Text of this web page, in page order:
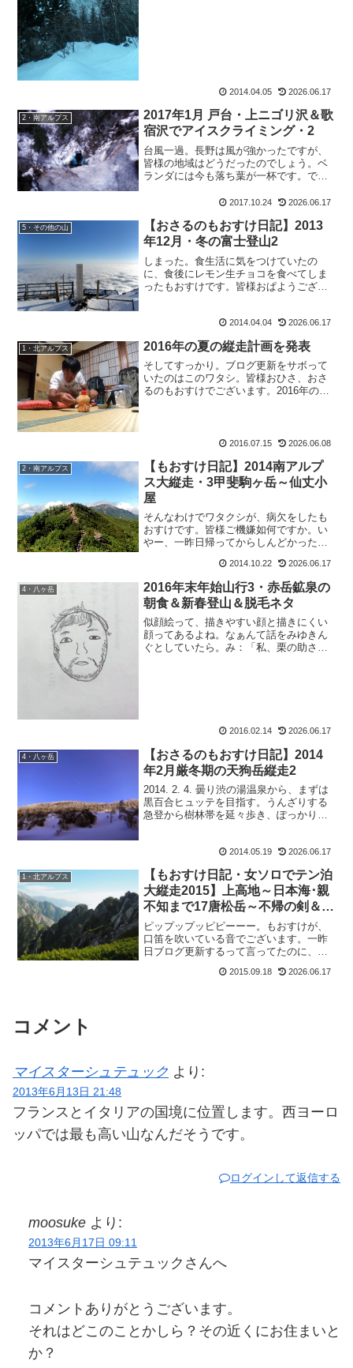
2014.04.05 2026.06.17
2・南アルプス
2017年1月 戸台・上ニゴリ沢＆歌
宿沢でアイスクライミング・2
台風一過。長野は風が強かったですが、
皆様の地域はどうだったのでしょう。ベ
ランダには今も落ち葉が一杯です。で、
新春アイスクライミングの報告です。戸
ミングスーパー林道にザッ...
2017.10.24 2026.06.17
5・その他の山
【おさるのもおすけ日記】2013
年12月・冬の富士登山2
しまった。食生活に気をつけていたの
に、食後にレモン生チョコを食べてしま
ったもおすけです。皆様おぱようござい
ヘ。食べちった。これから暫くは野菜生
2014.04.04 2026.06.17
1・北アルプス 2016年の夏の縦走計画を発表
そしてすっかり。ブログ更新をサボって
いたのはこのワタシ。皆様おひさ、おさ
るのもおすけでございます。2016年の夏
す。今年は小刻みで...2016.07.15 2026.06.08
2・南アルプス
【もおすけ日記】2014南アルプ
ス大縦走・3甲斐駒ヶ岳～仙丈小
屋
そんなわけでワタクシが、病欠をしたも
おすけです。皆様ご機嫌如何ですか。い
やー、一昨日帰ってからしんどかったか
ちゃんとお話してそれからご飯食べた
ら、もう吐き気がしちゃって。朝になっ
たら、体は熱いわ喉は痛いわ...
2014.10.22 2026.06.17
4・八ヶ岳
2016年末年始山行3・赤岳鉱泉の
朝食＆新春登山＆脱毛ネタ
似顔絵って、描きやすい顔と描きにくい
顔ってあるよね。なぁんて話をみゆきん
ぐとしていたら。み：「私、栗の助さん
2016.02.14 2026.06.17
4・八ヶ岳
【おさるのもおすけ日記】2014
年2月厳冬期の天狗岳縦走2
2014. 2. 4. 曇り渋の湯温泉から、まずは
黒百合ヒュッテを目指す。うんざりする
急登から樹林帯を延々歩き、ぽっかりと
機雲。昼の流星。風情ある 佇まいの黒百
合ヒュッ...
2014.05.19 2026.06.17
1・北アルプス
【もおすけ日記・女ソロでテン泊
大縦走2015】上高地～日本海･親
不知まで17唐松岳～不帰の剣＆久
し振りの買い物！ウェア編
ピップップッピピーーー。もおすけが、
口笛を吹いている音でございます。一昨
日ブログ更新するって言ってたのに、し
ーーーらない、っと。と、トボケて口笛
2015.09.18 2026.06.17
コメント
マイスターシュテュック より:
2013年6月13日 21:48
フランスとイタリアの国境に位置します。西ヨーロ
ッパでは最も高い山なんだそうです。
ログインして返信する
moosuke より:
2013年6月17日 09:11
マイスターシュテュックさんへ
コメントありがとうございます。
それはどこのことかしら？その近くにお住まいと
か？